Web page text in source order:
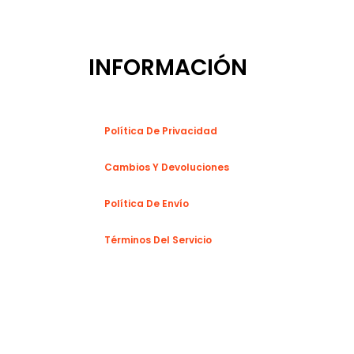
INFORMACIÓN
Política De Privacidad
Cambios Y Devoluciones
Política De Envío
Términos Del Servicio